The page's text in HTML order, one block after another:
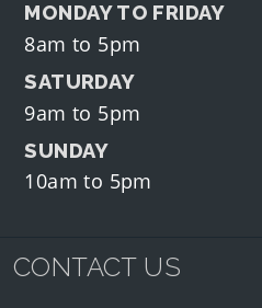
MONDAY TO FRIDAY
8am to 5pm
SATURDAY
9am to 5pm
SUNDAY
10am to 5pm
CONTACT US